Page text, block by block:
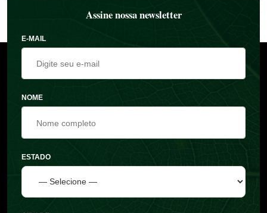
Assine nossa newsletter
E-MAIL
NOME
ESTADO